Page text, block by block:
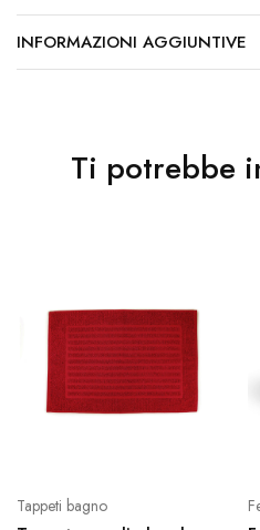
INFORMAZIONI AGGIUNTIVE
Ti potrebbe
Tappeti bagno